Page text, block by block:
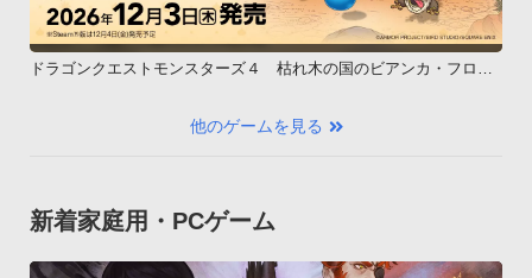
ドラゴンクエストモンスターズ４ 枯れ木の国のビアンカ・フロー
他のゲームを見る
新着家庭用・PCゲーム